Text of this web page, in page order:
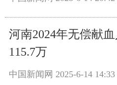
河南2024年无偿献
115.7万
中国新闻网 2025-6-14 14:33